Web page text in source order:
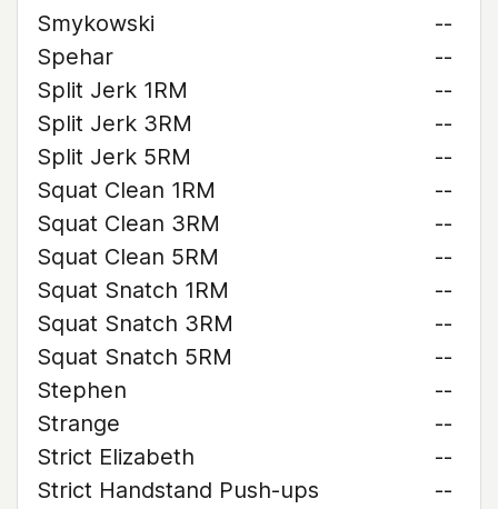
Smykowski
--
Spehar
--
Split Jerk 1RM
--
Split Jerk 3RM
--
Split Jerk 5RM
--
Squat Clean 1RM
--
Squat Clean 3RM
--
Squat Clean 5RM
--
Squat Snatch 1RM
--
Squat Snatch 3RM
--
Squat Snatch 5RM
--
Stephen
--
Strange
--
Strict Elizabeth
--
Strict Handstand Push-ups
--